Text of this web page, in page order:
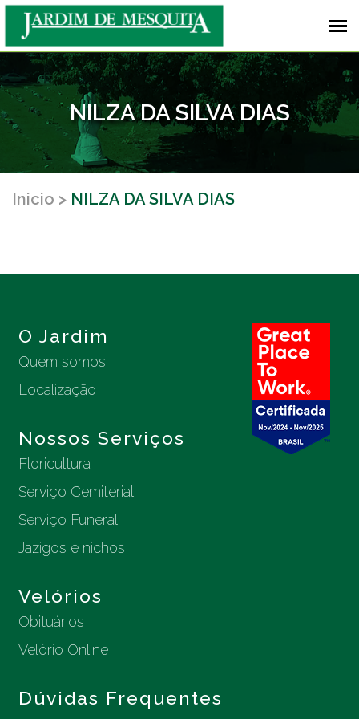
NILZA DA SILVA DIAS
Inicio NILZA DA SILVA DIAS
O Jardim
Quem somos
Localização
Nossos Serviços
Floricultura
Serviço Cemiterial
Serviço Funeral
Jazigos e nichos
Velórios
Obituários
Velório Online
Dúvidas Frequentes